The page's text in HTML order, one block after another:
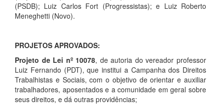
(PSDB); Luiz Carlos Fort (Progressistas); e Luiz Roberto
Meneghetti (Novo).
PROJETOS APROVADOS:
Projeto de Lei nº 10078, de autoria do vereador professor
Luiz Fernando (PDT), que institui a Campanha dos Direitos
Trabalhistas e Sociais, com o objetivo de orientar e auxiliar
trabalhadores, aposentados e a comunidade em geral sobre
seus direitos, e dá outras providências;